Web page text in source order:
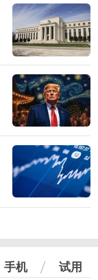
手机 试用